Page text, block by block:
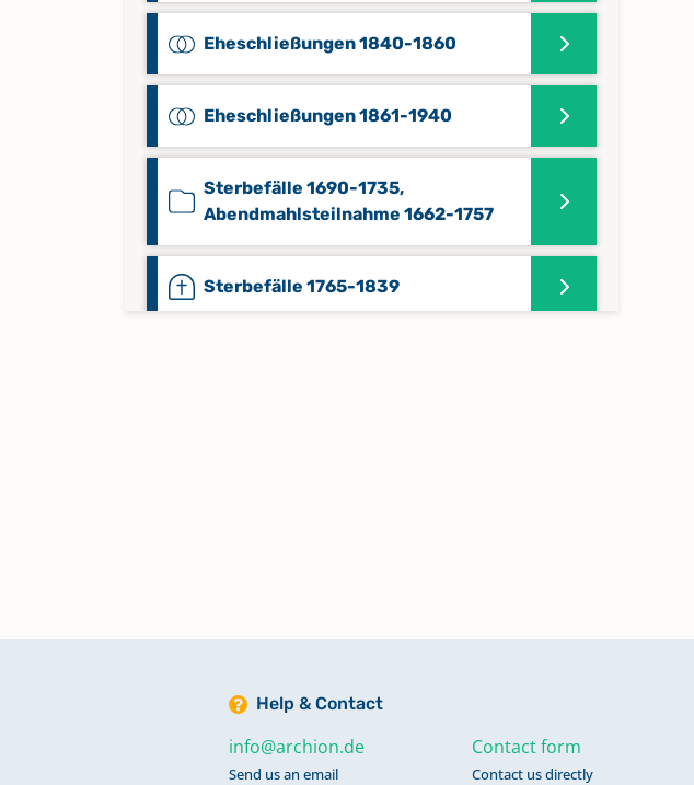
Eheschließungen 1840-1860
Eheschließungen 1861-1940
Sterbefälle 1690-1735,
Abendmahlsteilnahme 1662-1757
Sterbefälle 1765-1839
Taufen 1787-1739
Taufen 1787-1807
Help & Contact
info@archion.de
Send us an email
Contact form
Contact us directly